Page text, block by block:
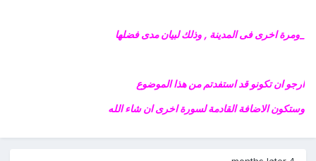
_ومرة اخرى فى المدينة , وذلك لبيان مدى فضلها
ارجو ان تكونو قد استفدتم من هذا الموضوع
وستكون الاضافة القادمة لسورة اخرى ان شاء الله